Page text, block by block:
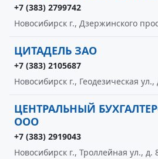
+7 (383) 2799742
Новосибирск г., Дзержинского
ЦИТАДЕЛЬ ЗАО
+7 (383) 2105687
Новосибирск г., Геодезическая ул.,
ЦЕНТРАЛЬНЫЙ
ООО
+7 (383) 2919043
Новосибирск г., Троллейная ул., д.